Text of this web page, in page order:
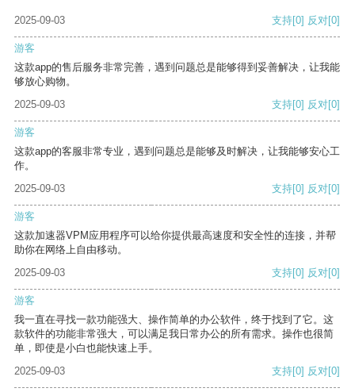
2025-09-03 支持[0] 反对[0]
游客
这款app的售后服务非常完善，遇到问题总是能够得到妥善解决，让我能
够放心购物。
2025-09-03
支持[0] 反对[0]
游客
这款app的客服非常专业，遇到问题总是能够及时解决，让我能够安心工
作。
2025-09-03
支持[0] 反对[0]
游客
这款加速器VPM应用程序可以给你提供最高速度和安全性的连接，并帮
助你在网络上自由移动。
2025-09-03
支持[0] 反对[0]
游客
我一直在寻找一款功能强大、操作简单的办公软件，终于找到了它。这
款软件的功能非常强大，可以满足我日常办公的所有需求。操作也很简
单，即使是小白也能快速上手。
2025-09-03
支持[0] 反对[0]